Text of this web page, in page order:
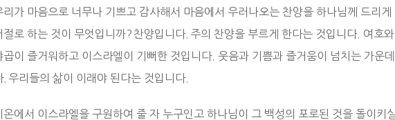
리가 마음으로 너무나 기쁘고 감사해서 마음에서 우러나오는 찬양을 하나님께 드리
절로 하는 것이 무엇입니까? 찬양입니다. 주의 찬양을 부르게 한다는 것입니다. 여호
곱이 즐거워하고 이스라엘이 기뻐한 것입니다. 웃음과 기쁨과 즐거움이 넘치는 가운
. 우리들의 삶이 이래야 된다는 것입니다.
온에서 이스라엘을 구원하여 줄 자 누구인고 하나님이 그 백성의 포로된 것을 돌이키